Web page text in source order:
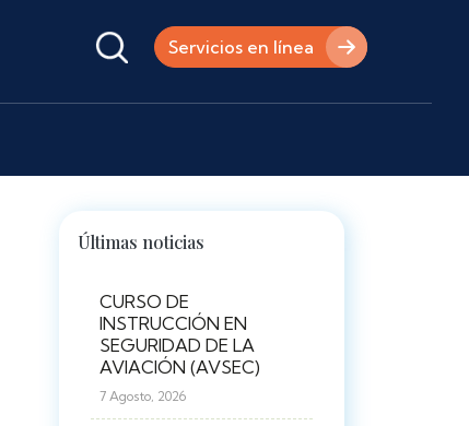
Servicios en línea
Últimas noticias
CURSO DE
INSTRUCCIÓN EN
SEGURIDAD DE LA
AVIACIÓN (AVSEC)
7 Agosto, 2026